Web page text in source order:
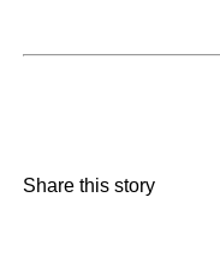
Share this story